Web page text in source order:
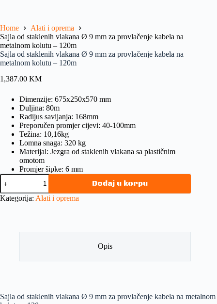
Home
Alati i oprema
Sajla od staklenih vlakana Ø 9 mm za provlačenje kabela na
metalnom kolutu – 120m
Sajla od staklenih vlakana Ø 9 mm za provlačenje kabela na
metalnom kolutu – 120m
1,387.00 KM
Dimenzije: 675x250x570 mm
Duljina: 80m
Radijus savijanja: 168mm
Preporučen promjer cijevi: 40-100mm
Težina: 10,16kg
Lomna snaga: 320 kg
Materijal: Jezgra od staklenih vlakana sa plastičnim
omotom
Promjer šipke: 6 mm
Dodaj u korpu
Kategorija: Alati i oprema
Opis
Sajla od staklenih vlakana Ø 9 mm za provlačenje kabela na metalnom